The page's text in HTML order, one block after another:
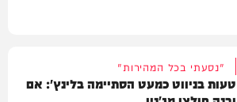
"נסעתי בכל המהירות"
טעות בניווט כמעט הסתיימה בלינץ': אם